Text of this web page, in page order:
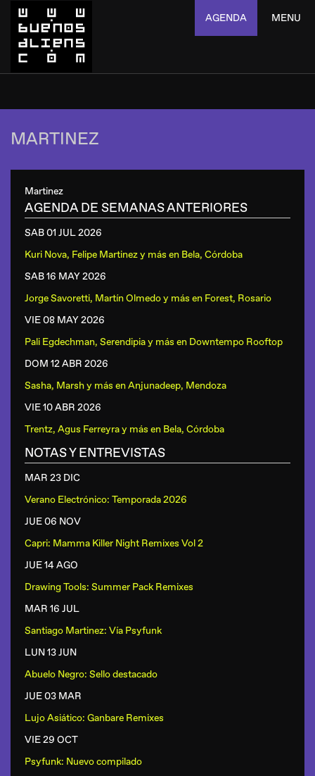
AGENDA MENU
MARTINEZ
Martinez
AGENDA DE SEMANAS ANTERIORES
SAB 01 JUL2026
Kuri Nova, Felipe Martinez y más en Bela, Córdoba
SAB 16 MAY2026
Jorge Savoretti, Martín Olmedo y más en Forest, Rosario
VIE 08 MAY2026
Pali Egdechman, Serendipia y más en Downtempo Rooftop
DOM 12 ABR 2026
Sasha, Marsh y más enAnjunadeep, Mendoza
VIE 10 ABR 2026
Trentz, Agus Ferreyra y más en Bela, Córdoba
NOTAS Y ENTREVISTAS
MAR 23 DIC
Verano Electrónico: Temporada 2026
JUE 06 NOV
Capri: Mamma Killer Night Remixes Vol 2
JUE 14 AGO
Drawing Tools: Summer Pack Remixes
MAR 16 JUL
Santiago Martinez: Vía Psyfunk
LUN 13 JUN
Abuelo Negro: Sello destacado
JUE 03 MAR
Lujo Asiático: Ganbare Remixes
VIE 29 OCT
Psyfunk: Nuevo compilado